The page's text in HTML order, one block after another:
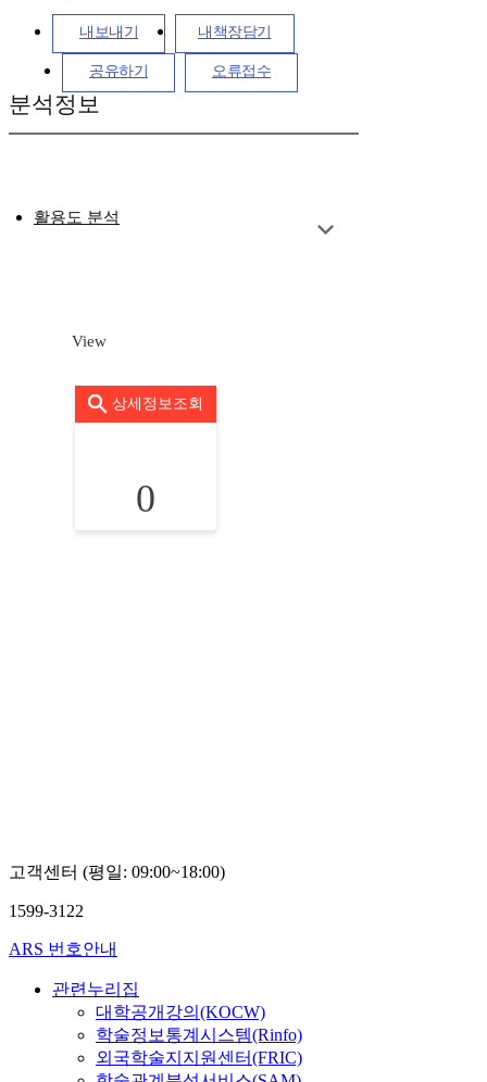
내보내기 내책장담기
공유하기 오류접수
분석정보
활용도 분석
View
상세정보조회
0
고객센터 (평일: 09:00~18:00)
1599-3122
ARS 번호안내
관련누리집
대학공개강의(KOCW)
학술정보통계시스템(Rinfo)
외국학술지지원센터(FRIC)